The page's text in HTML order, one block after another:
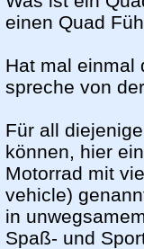
einen Quad
Hat mal einmal
spreche von
Für all
können, hier
Motorrad mit
vehicle)
in
Spaß- und